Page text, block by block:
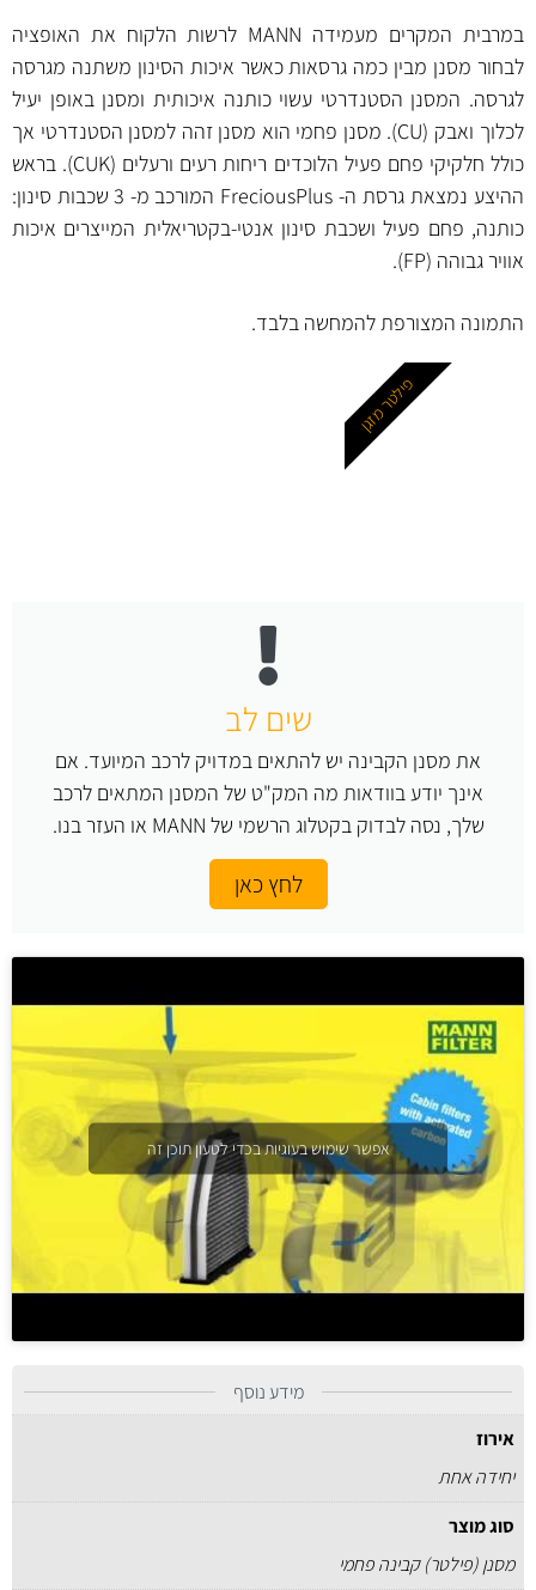
במרבית המקרים מעמידה MANN לרשות הלקוח את האופציה
לבחור מסנן מבין כמה גרסאות כאשר איכות הסינון משתנה מגרסה
לגרסה. המסנן הסטנדרטי עשוי כותנה איכותית ומסנן באופן יעיל
לכלוך ואבק (CU). מסנן פחמי הוא מסנן זהה למסנן הסטנדרטי אך
כולל חלקיקי פחם פעיל הלוכדים ריחות רעים ורעלים (CUK). בראש
ההיצע נמצאת גרסת ה- FreciousPlus המורכב מ- 3 שכבות סינון:
כותנה, פחם פעיל ושכבת סינון אנטי-בקטריאלית המייצרים איכות
אוויר גבוהה (FP).
התמונה המצורפת להמחשה בלבד.
שים לב
את מסנן הקבינה יש להתאים במדויק לרכב המיועד. אם
אינך יודע בוודאות מה המק"ט של המסנן המתאים לרכב
שלך, נסה לבדוק בקטלוג הרשמי של MANN או העזר בנו.
לחץ כאן
פילטר מזגן
אפשר שימוש בעוגיות בכדי לטעון תוכן זה
מידע נוסף
אירוז
יחידה אחת
סוג מוצר
מסנן (פילטר) קבינה פחמי